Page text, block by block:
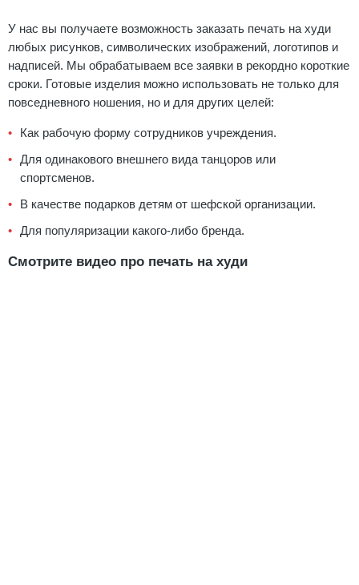
У нас вы получаете возможность заказать печать на худи
любых рисунков, символических изображений, логотипов и
надписей. Мы обрабатываем все заявки в рекордно короткие
сроки. Готовые изделия можно использовать не только для
повседневного ношения, но и для других целей:
Как рабочую форму сотрудников учреждения.
Для одинакового внешнего вида танцоров или
спортсменов.
В качестве подарков детям от шефской организации.
Для популяризации какого-либо бренда.
Смотрите видео про печать на худи